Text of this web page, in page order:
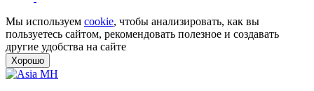
Мы используем cookie, чтобы анализировать, как вы
пользуетесь сайтом, рекомендовать полезное и создавать
другие удобства на сайте
Хорошо